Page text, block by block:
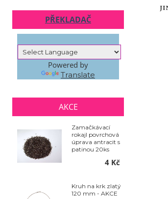
PŘEKLADAČ
Powered by
Translate
AKCE
Zamačkávací
rokajl povrchová
úprava antracit s
patinou 20ks
4 Kč
Kruh na krk zlatý
120 mm - AKCE